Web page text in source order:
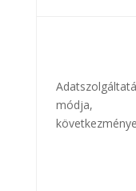
módja,
következménye